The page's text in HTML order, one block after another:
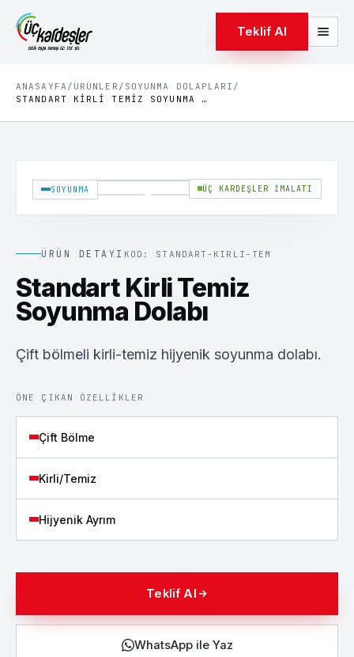
Teklif Al
ANASAYFA / ÜRÜNLER / SOYUNMA DOLAPLARI /
STANDART KIRLI TEMIZ SOYUNMA DOLABI
SOYUNMA ÜÇ KARDEŞLER İMALATI
ÜRÜN DETAYI KOD: STANDART-KIRLI-TEM
Standart Kirli Temiz
Soyunma Dolabı
Çift bölmeli kirli-temiz hijyenik soyunma dolabı.
ÖNE ÇIKAN ÖZELLIKLER
Çift Bölme
Kirli/Temiz
Hijyenik Ayrım
Teklif Al
WhatsApp ile Yaz